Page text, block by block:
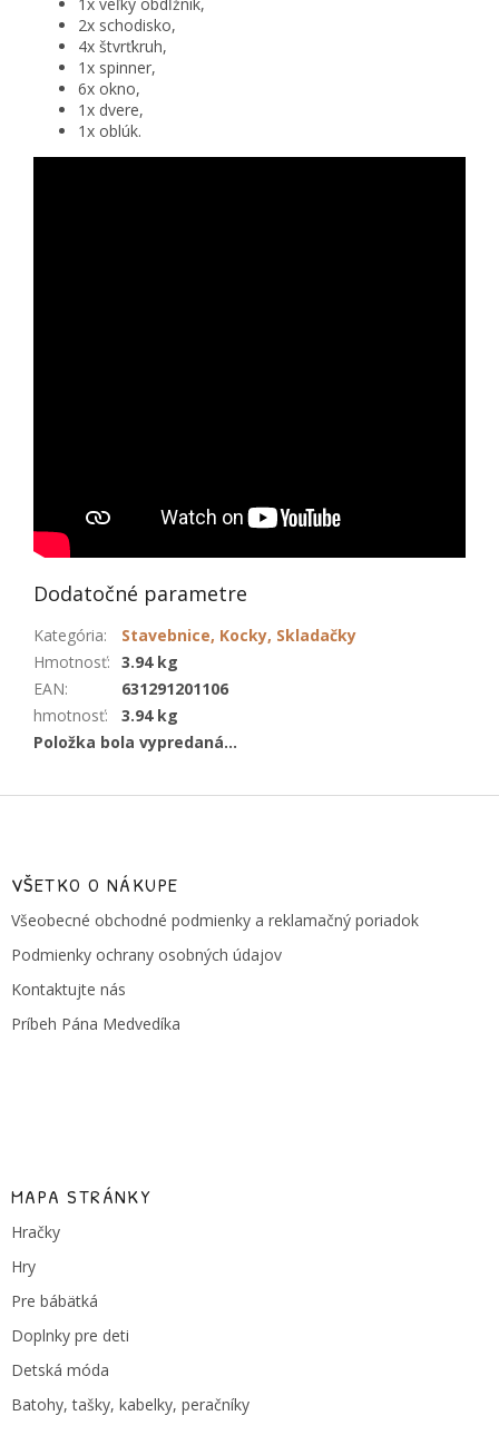
2x schodisko,
4x štvrťkruh,
1x spinner,
6x okno,
1x dvere,
1x oblúk.
Dodatočné parametre
Kategória:
Stavebnice, Kocky, Skladačky
Hmotnosť: 3.94 kg
EAN:
631291201106
hmotnosť:
3.94 kg
Položka bola vypredaná…
Z
VŠETKO O NÁKUPE
Všeobecné obchodné podmienky a reklamačný poriadok
Podmienky ochrany osobných údajov
Kontaktujte nás
Príbeh Pána Medvedíka
MAPA STRÁNKY
Hračky
Hry
Pre bábätká
Doplnky pre deti
Detská móda
Batohy, tašky, kabelky, peračníky